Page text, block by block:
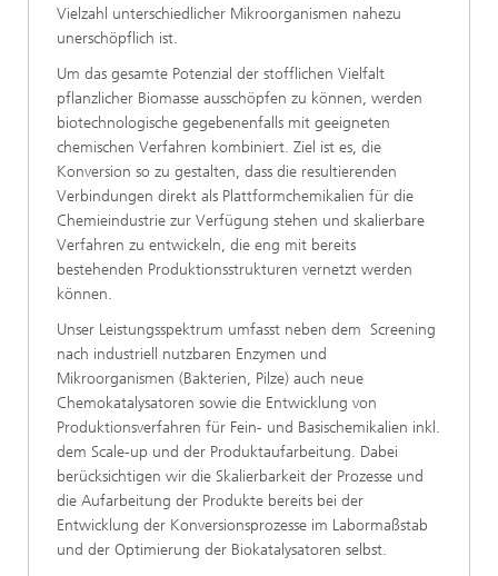
Vielzahl unterschiedlicher Mikroorganismen nahezu
unerschöpflich ist.
Um das gesamte Potenzial der stofflichen Vielfalt
pflanzlicher Biomasse ausschöpfen zu können, werden
biotechnologische gegebenenfalls mit geeigneten
chemischen Verfahren kombiniert. Ziel ist es, die
Konversion so zu gestalten, dass die resultierenden
Verbindungen direkt als Plattformchemikalien für die
Chemieindustrie zur Verfügung stehen und skalierbare
Verfahren zu entwickeln, die eng mit bereits
bestehenden Produktionsstrukturen vernetzt werden
können.
Unser Leistungsspektrum umfasst neben dem Screening
nach industriell nutzbaren Enzymen und
Mikroorganismen (Bakterien, Pilze) auch neue
Chemokatalysatoren sowie die Entwicklung von
Produktionsverfahren für Fein- und Basischemikalien inkl.
dem Scale-up und der Produktaufarbeitung. Dabei
berücksichtigen wir die Skalierbarkeit der Prozesse und
die Aufarbeitung der Produkte bereits bei der
Entwicklung der Konversionsprozesse im Labormaßstab
und der Optimierung der Biokatalysatoren selbst.